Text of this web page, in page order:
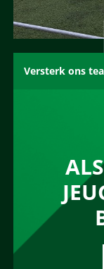
Versterk ons